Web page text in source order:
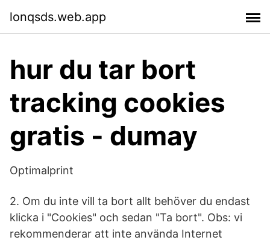
lonqsds.web.app
hur du tar bort
tracking cookies
gratis - dumay
Optimalprint
2. Om du inte vill ta bort allt behöver du endast
klicka i "Cookies" och sedan "Ta bort". Obs: vi
rekommenderar att inte använda Internet